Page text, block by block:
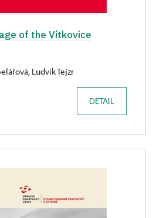
of the Vítkovice
Ludvík Tejzr
DETAIL